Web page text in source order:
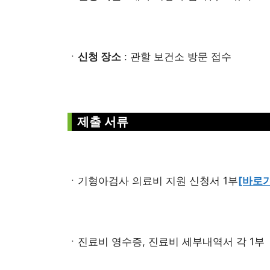
ㆍ 신청 장소 : 관할 보건소 방문 접수
제출 서류
ㆍ기형아검사 의료비 지원 신청서 1부[바로
ㆍ진료비 영수증, 진료비 세부내역서 각 1부